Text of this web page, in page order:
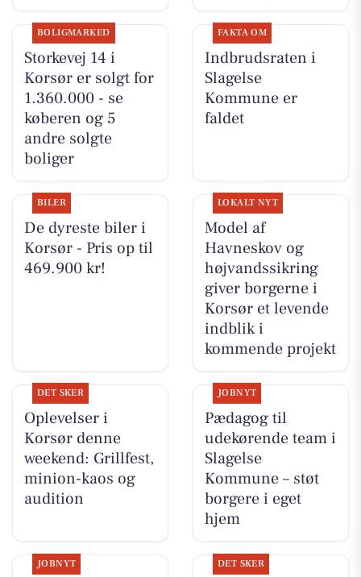
BOLIGMARKED
Storkevej 14 i
Korsør er solgt for
1.360.000 - se
køberen og 5
andre solgte
boliger
FAKTA OM
Indbrudsraten i
Slagelse
Kommune er
faldet
BILER
De dyreste biler i
Korsør - Pris op til
469.900 kr!
LOKALT NYT
Model af
Havneskov og
højvandssikring
giver borgerne i
Korsør et levende
indblik i
kommende projekt
DET SKER
Oplevelser i
Korsør denne
weekend: Grillfest,
minion-kaos og
audition
JOBNYT
Pædagog til
udekørende team i
Slagelse
Kommune – støt
borgere i eget
hjem
JOBNYT DET SKER